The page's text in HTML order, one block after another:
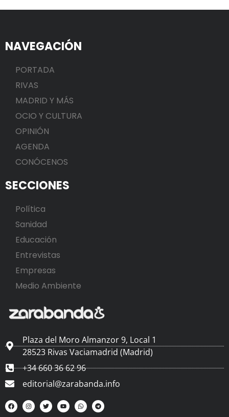
NAVEGACIÓN
PORTADA
RIVAS
MADRID Y MÁS
OCIO Y CULTURA
OPINIÓN
AGENDA
CONÓCENOS
SECCIONES
Política
Sanidad
Educación
Entrevistas
Empresas
Medio Ambiente
Plaza del Moro Almanzor 9, Local 1
28523 Rivas Vaciamadrid (Madrid)
+34 660 36 62 96
editorial@zarabanda.info